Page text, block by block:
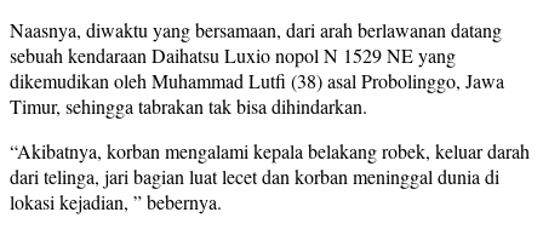
Naasnya, diwaktu yang bersamaan, dari arah berlawanan datang
sebuah kendaraan Daihatsu Luxio nopol N 1529 NE yang
dikemudikan oleh Muhammad Lutfi (38) asal Probolinggo, Jawa
Timur, sehingga tabrakan tak bisa dihindarkan.
“Akibatnya, korban mengalami kepala belakang robek, keluar darah
dari telinga, jari bagian luat lecet dan korban meninggal dunia di
lokasi kejadian, ” bebernya.